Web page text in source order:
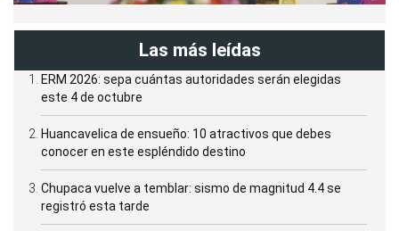
Las más leídas
ERM 2026: sepa cuántas autoridades serán elegidas
este 4 de octubre
Huancavelica de ensueño: 10 atractivos que debes
conocer en este espléndido destino
Chupaca vuelve a temblar: sismo de magnitud 4.4 se
registró esta tarde